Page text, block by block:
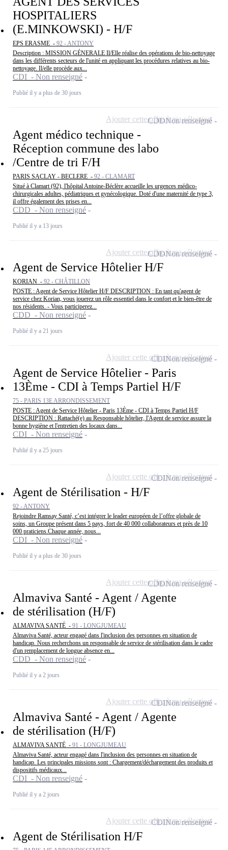
HOSPITALIERS
(E.MINKOWSKI) - H/F
EPS ERASME - 92 - ANTONY
Description : MISSION GÉNERALE Il/Elle réalise des opérations de bio-nettoyage
dans les différents secteurs de l'unité en appliquant les procédures relatives au bio-
nettoyage. Il/elle procède aux...
CDI - Non renseigné
Publié il y a plus de 30 jours
Agent médico technique -
Réception commune des labo
/Centre de tri F/H
PARIS SACLAY - BECLERE - 92 - CLAMART
Situé à Clamart (92), l'hôpital Antoine-Béclère accueille les urgences médico-
chirurgicales adultes, pédiatriques et gynécologique. Doté d'une maternité de type 3,
il offre également des prises en...
CDD - Non renseigné
Publié il y a 13 jours
CDDNon renseigné
Ajouter cette offre à ma sélection
Agent de Service Hôtelier H/F
KORIAN - 92 - CHÂTILLON
POSTE : Agent de Service Hôtelier H/F DESCRIPTION : En tant qu'agent de
service chez Korian, vous jouerez un rôle essentiel dans le confort et le bien-être de
nos résidents. - Vous participerez...
CDD - Non renseigné
Publié il y a 21 jours
CDDNon renseigné
Ajouter cette offre à ma sélection
Agent de Service Hôtelier - Paris
13Ème - CDI à Temps Partiel H/F
75 - PARIS 13E ARRONDISSEMENT
POSTE : Agent de Service Hôtelier - Paris 13Ème - CDI à Temps Partiel H/F
DESCRIPTION : Rattaché(e) au Responsable hôtelier, l'Agent de service assure la
bonne hygiène et l'entretien des locaux dans...
CDI - Non renseigné
Publié il y a 25 jours
CDINon renseigné
Ajouter cette offre à ma sélection
Agent de Stérilisation - H/F
92 - ANTONY
Rejoindre Ramsay Santé, c’est intégrer le leader européen de l’offre globale de
soins, un Groupe présent dans 5 pays, fort de 40 000 collaborateurs et près de 10
000 praticiens.Chaque année, nous...
CDI - Non renseigné
Publié il y a plus de 30 jours
CDINon renseigné
Ajouter cette offre à ma sélection
Almaviva Santé - Agent / Agente
de stérilisation (H/F)
ALMAVIVA SANTÉ - 91 - LONGJUMEAU
Almaviva Santé, acteur engagé dans l'inclusion des personnes en situation de
handicap. Nous recherchons un responsable de service de stérilisation dans le cadre
d'un remplacement de longue absence en...
CDD - Non renseigné
Publié il y a 2 jours
CDDNon renseigné
Ajouter cette offre à ma sélection
Almaviva Santé - Agent / Agente
de stérilisation (H/F)
ALMAVIVA SANTÉ - 91 - LONGJUMEAU
Almaviva Santé, acteur engagé dans l'inclusion des personnes en situation de
handicap. Les principales missions sont : Chargement/déchargement des produits et
dispositifs médicaux...
CDI - Non renseigné
Publié il y a 2 jours
CDINon renseigné
Ajouter cette offre à ma sélection
Agent de Stérilisation H/F
CDINon renseigné
Ajouter cette offre à ma sélection